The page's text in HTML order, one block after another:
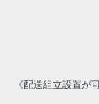
《配送組立設置が